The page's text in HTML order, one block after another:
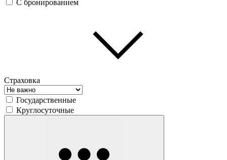
С бронированием
Страховка
Государственные
Круглосуточные